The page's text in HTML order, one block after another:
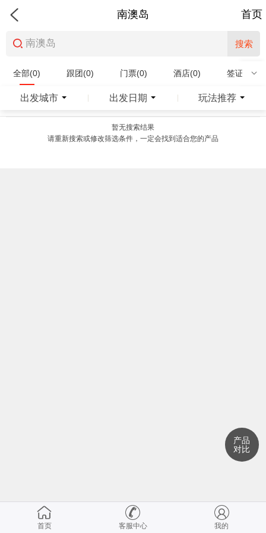
南澳岛 首页
搜索
全部(0) 跟团(0) 门票(0) 酒店(0) 签证(0)
特产商品(0)
出发城市 出发日期 玩法推荐
暂无搜索结果
请重新搜索或修改筛选条件，一定会找到适合您的产品
产品
对比
首页 客服中心 我的